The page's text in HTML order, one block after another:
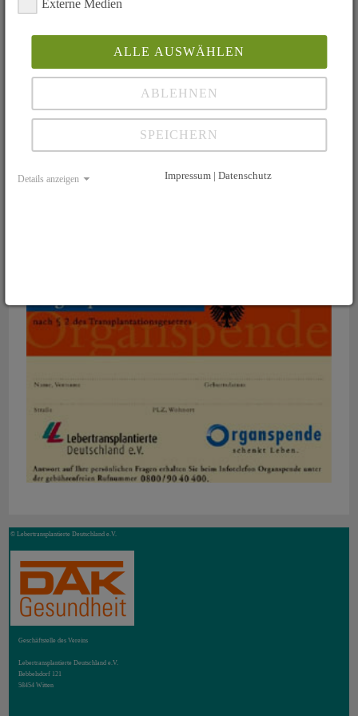
Fax: 02302/1798992
E-Mail:geschaeftsstelle(at)lebertransplantation.de
Sie möchten Mitglied werden?
Hier gehts zur Beitrittserklärung
Hier können Sie spenden
© Lebertransplantierte Deutschland e.V.
Geschäftstelle des Vereins
Lebertransplantierte Deutschland e.V.
Bebbelsdorf 121
58454 Witten
Externe Medien
ALLE AUSWÄHLEN
ABLEHNEN
SPEICHERN
Details anzeigen Impressum | Datenschutz